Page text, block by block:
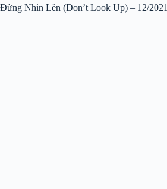
Đừng Nhìn Lên (Don’t Look Up) – 12/2021